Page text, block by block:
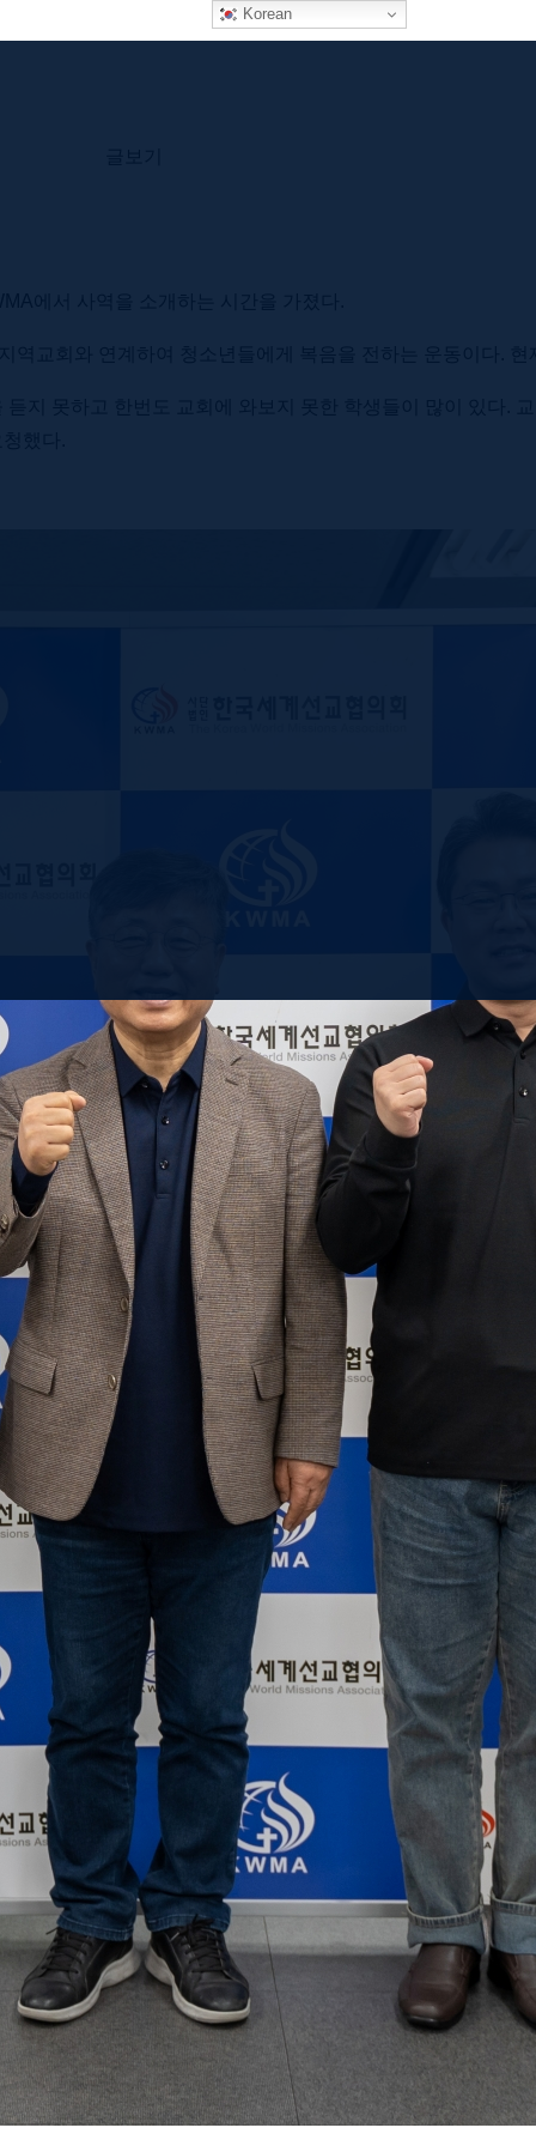
에서 사역을 소개하는 시간을 가졌다.
교회와 연계하여 청소년들에게 복음을 전하는 운동이다.
지 못하고 한번도 교회에 와보지 못한 학생들이 많이 있다
했다.
Korean